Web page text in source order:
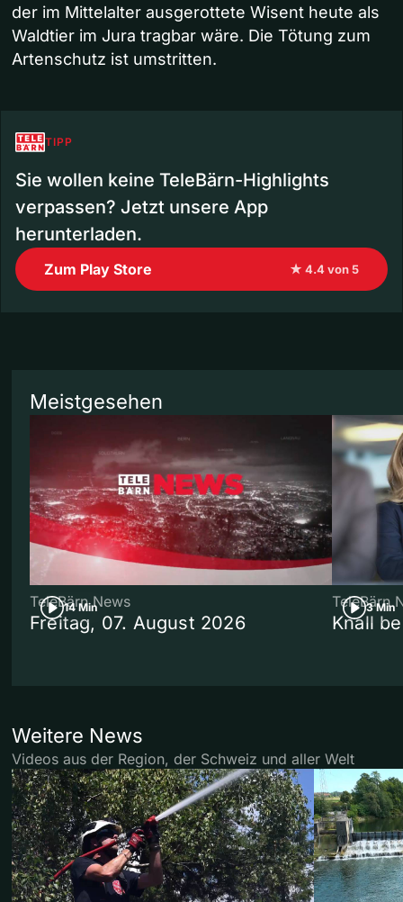
der im Mittelalter ausgerottete Wisent heute als
Waldtier im Jura tragbar wäre. Die Tötung zum
Artenschutz ist umstritten.
TIPP
Sie wollen keine TeleBärn-Highlights
verpassen? Jetzt unsere App
herunterladen.
Zum Play Store ★ 4.4 von 5
Meistgesehen
14 Min
TeleBärn News
Freitag, 07. August 2026
3 Min
TeleBärn
Knall
Weitere News
Videos aus der Region, der Schweiz und aller Welt